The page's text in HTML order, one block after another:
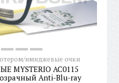
имиджевые очки
AC0115
Anti-Blu-ray